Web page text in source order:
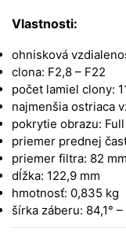
Vlastnosti:
ohnisková
clona: F2,8 – F22
počet lamiel clony:
najmenšia ostriaca
pokrytie obrazu:
priemer prednej
priemer filtra: 82 mm
dĺžka: 122,9 mm
hmotnosť: 0,835 kg
šírka záberu: 84,1°